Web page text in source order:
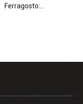
Ferragosto:...